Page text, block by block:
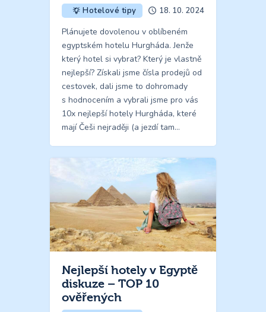
Hotelové tipy 18. 10. 2024
Plánujete dovolenou v oblíbeném
egyptském hotelu Hurgháda. Jenže
který hotel si vybrat? Který je vlastně
nejlepší? Získali jsme čísla prodejů od
cestovek, dali jsme to dohromady
s hodnocením a vybrali jsme pro vás
10x nejlepší hotely Hurgháda, které
mají Češi nejraději (a jezdí tam…
Nejlepší hotely v Egyptě
diskuze – TOP 10
ověřených